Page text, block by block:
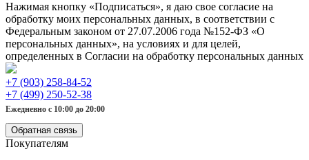
Нажимая кнопку «Подписаться», я даю свое согласие на
обработку моих персональных данных, в соответствии с
Федеральным законом от 27.07.2006 года №152-ФЗ «О
персональных данных», на условиях и для целей,
определенных в Согласии на обработку персональных данных
+7 (903) 258-84-52
+7 (499) 250-52-38
Ежедневно с 10:00 до 20:00
Обратная связь
Покупателям